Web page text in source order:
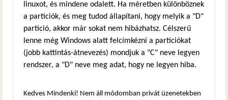
linuxot, és mindene odalett. Ha méretben különböznek
a partíciók, és meg tudod állapítani, hogy melyik a "D"
partíció, akkor már sokat nem hibázhatsz. Célszerű
lenne még Windows alatt felcímkézni a partíciókat
(jobb kattintás-átnevezés) mondjuk a "C" neve legyen
rendszer, a "D" neve meg adat, hogy ne legyen hiba.
Kedves Mindenki! Nem áll módomban privát üzenetekben